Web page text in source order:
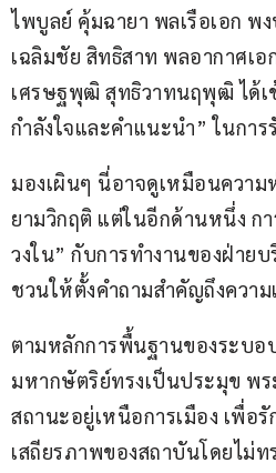
ไพบูลย์ คุ้มฉายา พลเรือเอก พ
เฉลิมชัย สิทธิสาท พลอากาศเอ
เศรษฐพุฒิ สุทธิวาทนฤพุฒิ ได้เ
กำลังใจและคำแนะนำ” ในกา
มองเผินๆ นี่อาจดูเหมือนควา
ยามวิกฤติ แต่ในอีกด้านหนึ่ง ก
วงใน” กับการทำงานของฝ่าย
ชวนให้ตั้งคำถามสำคัญถึงควา
ตามหลักการพื้นฐานของระบ
มหากษัตริย์ทรงเป็นประมุข พ
สถานะอยู่เหนือการเมือง เพื่อ
เสถียรภาพของสถาบันโดยไม่ท